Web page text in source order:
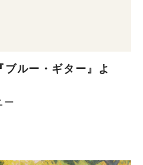
ルー・ギター』よ
ー